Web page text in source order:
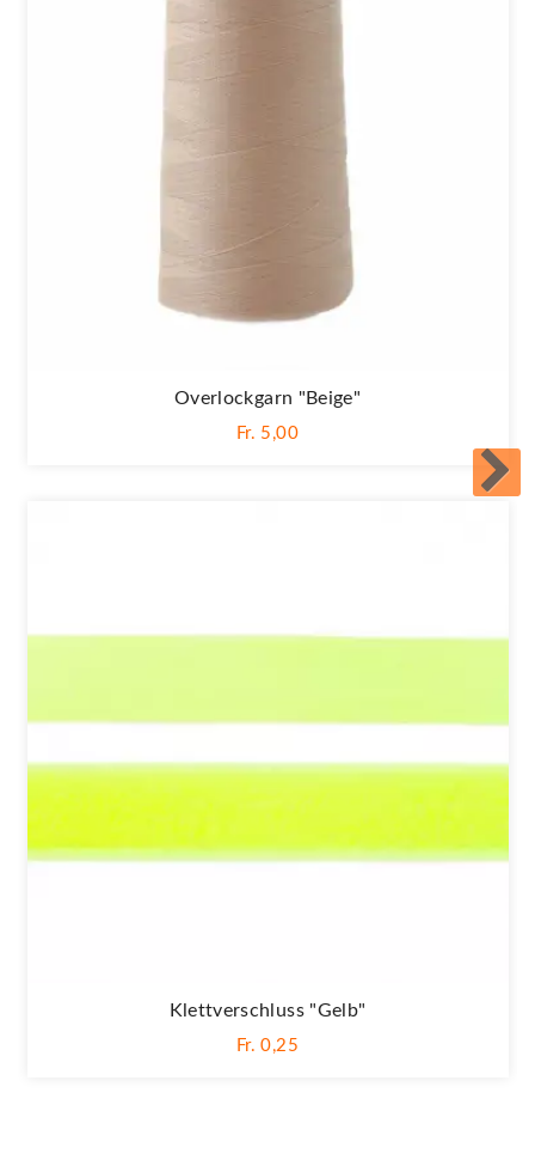
Overlockgarn "beige"
Fr. 5,00
Klettverschluss "gelb"
Fr. 0,25